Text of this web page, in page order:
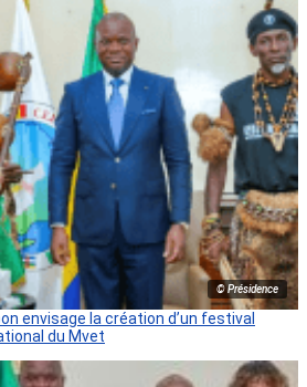
© Présidence
envisage la création d’un festival
du Mvet